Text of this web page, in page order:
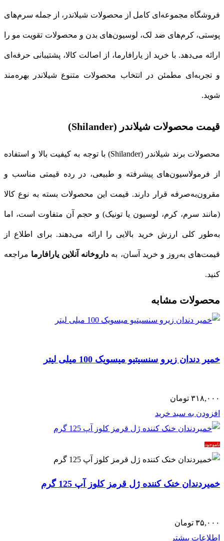
فروشگاه مجموعه‌ای کامل از محصولات شیلاندر، از جمله سرم‌های
پوستی، کرم‌های ضد لک، لوسیون‌های بدن و محصولات تقویت مو را
ارائه می‌دهد. با خرید از یارافارما، از اصالت کالا، پشتیبانی حرفه‌ای
و تجربه‌ای مطمئن در انتخاب محصولات متنوع شیلاندر بهره‌مند
شوید.
قیمت محصولات شیلاندر (Shilander)
محصولات برند شیلاندر (Shilander) با توجه به کیفیت بالا و استفاده
از فرمولاسیون‌های پیشرفته و طبیعی، در رده قیمتی مناسب و
مقرون‌به‌صرفه قرار دارند. قیمت این محصولات بسته به نوع کالا
(مانند سرم، کرم، لوسیون یا تونیک) و حجم آن متفاوت است، اما
به‌طور کلی ارزش خرید بالایی را ارائه می‌دهند. برای اطلاع از
قیمت‌های به‌روز و خرید آسان، به داروخانه آنلاین یارافارما مراجعه
کنید.
محصولات مشابه
خمیر دندان زیرو سنسیتیو میسویک 100 میلی لیتر
۳۱۸,۰۰۰ تومان
افزودن به سبد خرید
ناموجود
خمیردندان خنک کننده ژل قرمز کلوز آپ 125 گرم
۳۵,۰۰۰ تومان
اطلاعات بیشتر